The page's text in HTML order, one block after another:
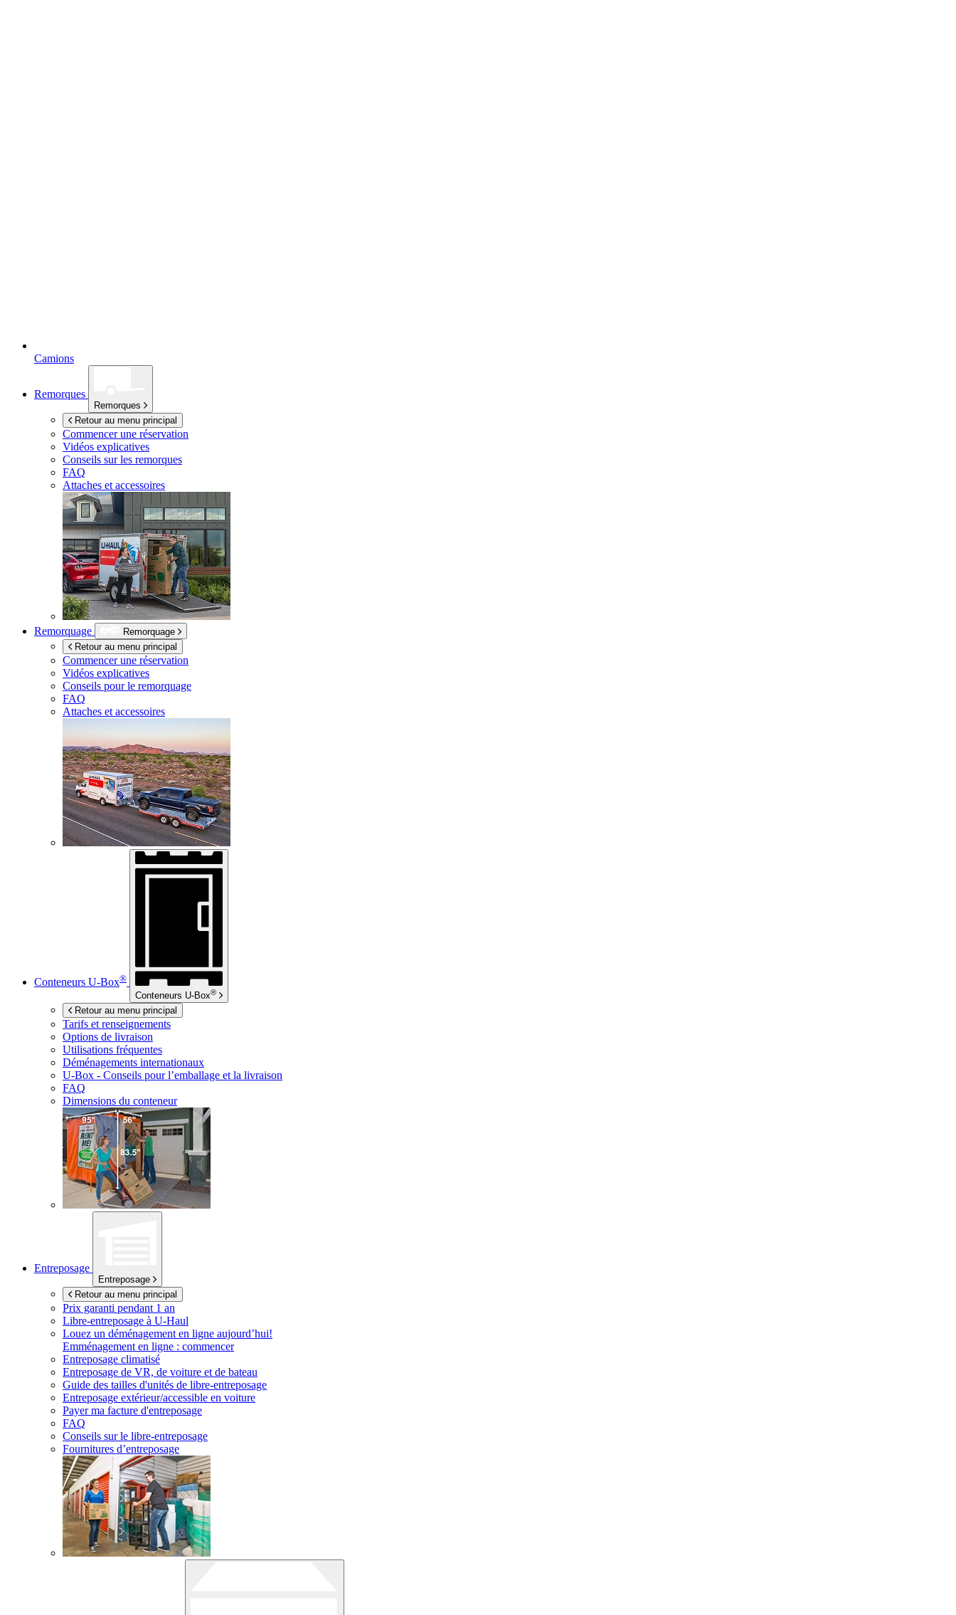
Camions
Remorques
Remorques
Retour au menu principal
Commencer une réservation
Vidéos explicatives
Conseils sur les remorques
FAQ
Attaches et accessoires
Remorquage
Remorquage
Retour au menu principal
Commencer une réservation
Vidéos explicatives
Conseils pour le remorquage
FAQ
Attaches et accessoires
Conteneurs U-Box®
Conteneurs U-Box®
Retour au menu principal
Tarifs et renseignements
Options de livraison
Utilisations fréquentes
Déménagements internationaux
U-Box - Conseils pour l’emballage et la livraison
FAQ
Dimensions du conteneur
Entreposage
Entreposage
Retour au menu principal
Prix garanti pendant 1 an
Libre-entreposage à U-Haul
Louez un déménagement en ligne aujourd’hui!
Emménagement en ligne : commencer
Entreposage climatisé
Entreposage de VR, de voiture et de bateau
Guide des tailles d'unités de libre-entreposage
Entreposage extérieur/accessible en voiture
Payer ma facture d'entreposage
FAQ
Conseils sur le libre-entreposage
Fournitures d’entreposage